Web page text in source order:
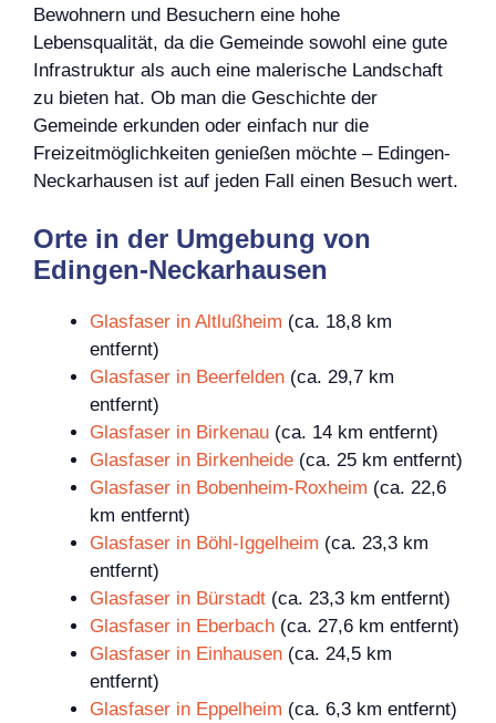
Bewohnern und Besuchern eine hohe
Lebensqualität, da die Gemeinde sowohl eine gute
Infrastruktur als auch eine malerische Landschaft
zu bieten hat. Ob man die Geschichte der
Gemeinde erkunden oder einfach nur die
Freizeitmöglichkeiten genießen möchte – Edingen-
Neckarhausen ist auf jeden Fall einen Besuch wert.
Orte in der Umgebung von
Edingen-Neckarhausen
Glasfaser in Altlußheim (ca. 18,8 km
entfernt)
Glasfaser in Beerfelden (ca. 29,7 km
entfernt)
Glasfaser in Birkenau (ca. 14 km entfernt)
Glasfaser in Birkenheide (ca. 25 km entfernt)
Glasfaser in Bobenheim-Roxheim (ca. 22,6
km entfernt)
Glasfaser in Böhl-Iggelheim (ca. 23,3 km
entfernt)
Glasfaser in Bürstadt (ca. 23,3 km entfernt)
Glasfaser in Eberbach (ca. 27,6 km entfernt)
Glasfaser in Einhausen (ca. 24,5 km
entfernt)
Glasfaser in Eppelheim (ca. 6,3 km entfernt)